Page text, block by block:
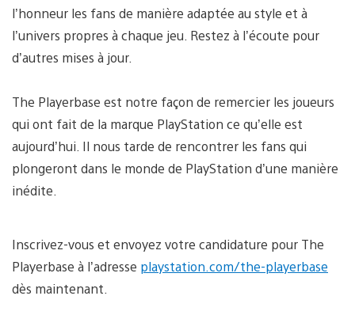
l’honneur les fans de manière adaptée au style et à
l’univers propres à chaque jeu. Restez à l’écoute pour
d’autres mises à jour.
The Playerbase est notre façon de remercier les joueurs
qui ont fait de la marque PlayStation ce qu’elle est
aujourd’hui. Il nous tarde de rencontrer les fans qui
plongeront dans le monde de PlayStation d’une manière
inédite.
Inscrivez-vous et envoyez votre candidature pour The
Playerbase à l’adresse playstation.com/the-playerbase
dès maintenant.